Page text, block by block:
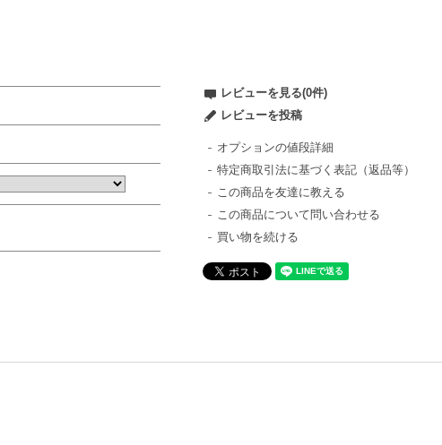
レビューを見る(0件)
レビューを投稿
オプションの値段詳細
特定商取引法に基づく表記（返品等）
この商品を友達に教える
この商品について問い合わせる
買い物を続ける